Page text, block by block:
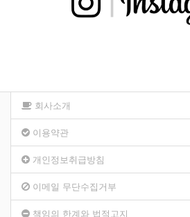
회사소개
이용약관
개인정보취급방침
이메일 무단수집거부
책임의 한계와 법적고지